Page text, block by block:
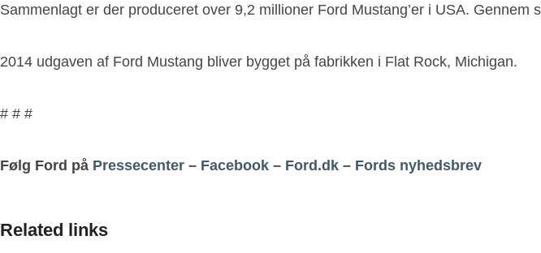
Sammenlagt er der produceret over 9,2 millioner Ford Mustang’er i USA.
2014 udgaven af Ford Mustang bliver bygget på fabrikken i Flat Rock, Michigan.
# # #
Følg Ford på Pressecenter – Facebook – Ford.dk – Fords nyhedsbrev
Related links